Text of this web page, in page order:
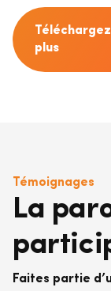
plus
Témoignages
La
Faites partie